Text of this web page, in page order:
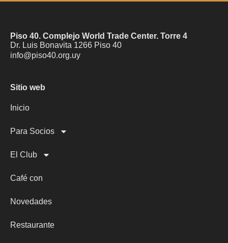
Piso 40. Complejo World Trade Center. Torre 4
Dr. Luis Bonavita 1266 Piso 40
info@piso40.org.uy
Sitio web
Inicio
Para Socios
El Club
Café con
Novedades
Restaurante